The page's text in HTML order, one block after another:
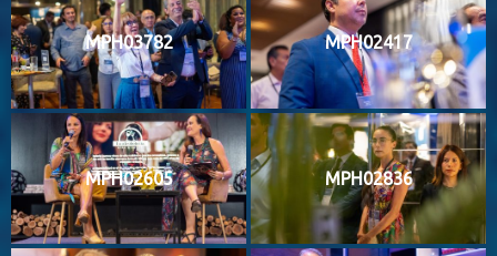
MPH03782 MPH02417
MPH02605 MPH02836